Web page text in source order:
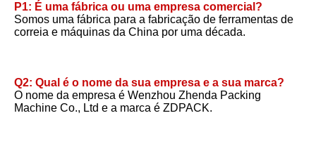
P1: É uma fábrica ou uma empresa comercial?
Somos uma fábrica para a fabricação de ferramentas de
correia e máquinas da China por uma década.
Q2: Qual é o nome da sua empresa e a sua marca?
O nome da empresa é Wenzhou Zhenda Packing
Machine Co., Ltd e a marca é ZDPACK.